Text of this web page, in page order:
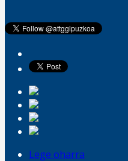
Lege oharra